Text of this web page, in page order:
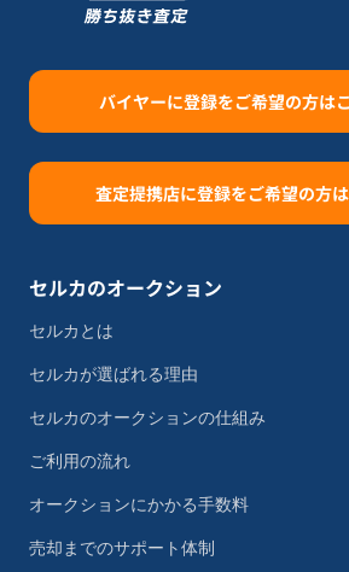
バイヤーに登録をご希望の方は
査定提携店に登録をご希望の方
セルカのオークション
セルカとは
セルカが選ばれる理由
セルカのオークションの仕組み
ご利用の流れ
オークションにかかる手数料
売却までのサポート体制